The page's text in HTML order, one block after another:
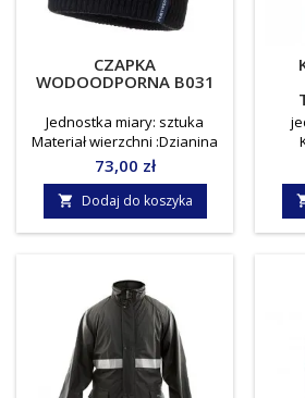
CZAPKA
WODOODPORNA B031
Jednostka miary: sztuka
Materiał wierzchni :Dzianina
akrylowa 100%Materiał
podszewki :InsulatexPro:
100% Poliester 40g
Cena
73,00 zł
 Dodaj do koszyka